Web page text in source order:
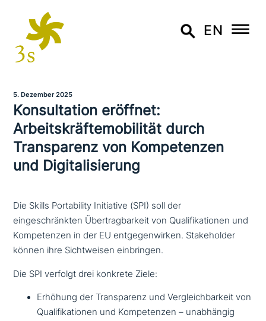
EN
5. Dezember 2025
Konsultation eröffnet:
Arbeitskräftemobilität durch
Transparenz von Kompetenzen
und Digitalisierung
Die Skills Portability Initiative (SPI) soll der
eingeschränkten Übertragbarkeit von Qualifikationen und
Kompetenzen in der EU entgegenwirken. Stakeholder
können ihre Sichtweisen einbringen.
Die SPI verfolgt drei konkrete Ziele:
Erhöhung der Transparenz und Vergleichbarkeit von
Qualifikationen und Kompetenzen – unab­hän­gig